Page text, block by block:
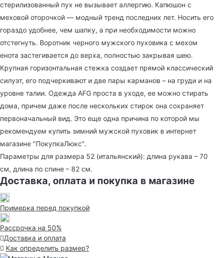
стерилизованный пух не вызывает аллергию. Капюшон с
меховой оторочкой — модный тренд последних лет. Носить его
гораздо удобнее, чем шапку, а при необходимости можно
отстегнуть. Воротник черного мужского пуховика с мехом
енота застегивается до верха, полностью закрывая шею.
Крупная горизонтальная стежка создает прямой классический
силуэт, его подчеркивают и две пары карманов – на груди и на
уровне талии. Одежда AFG проста в уходе, ее можно стирать
дома, причем даже после нескольких стирок она сохраняет
первоначальный вид. Это еще одна причина по которой мы
рекомендуем купить зимний мужской пуховик в интернет
магазине "ПокупкаЛюкс".
Параметры для размера 52 (итальянский): длина рукава – 70
см, длина по спине – 82 см.
Доставка, оплата и покупка в магазине
Примерка перед покупкой
Рассрочка на 50%
Доставка и оплата
Как определить размер?